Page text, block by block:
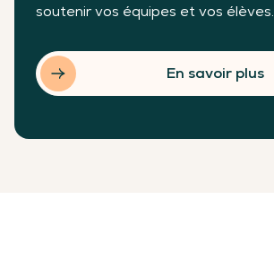
soutenir vos équipes et vos élèves.
En savoir plus